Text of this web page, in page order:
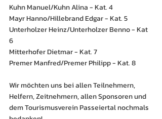
Kuhn Manuel/Kuhn Alina - Kat. 4
Mayr Hanno/Hillebrand Edgar - Kat. 5
Unterholzer Heinz/Unterholzer Benno - Kat
6
Mitterhofer Dietmar - Kat. 7
Premer Manfred/Premer Philipp - Kat. 8
Wir möchten uns bei allen Teilnehmern,
Helfern, Zeitnehmern, allen Sponsoren und
dem Tourismusverein Passeiertal nochmals